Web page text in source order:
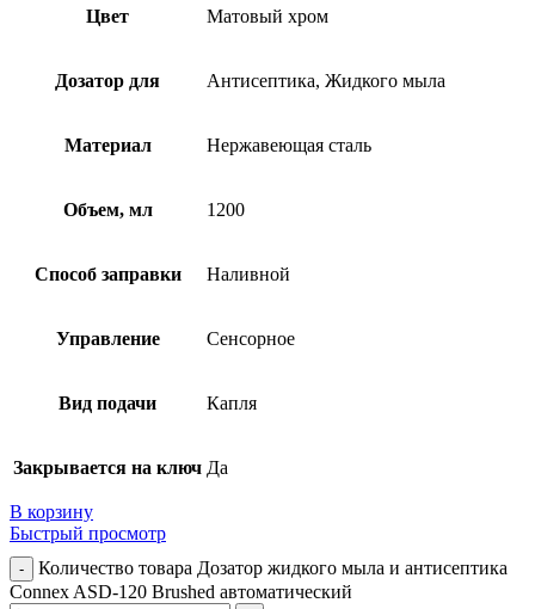
Цвет Матовый хром
Дозатор для Антисептика, Жидкого мыла
Материал Нержавеющая сталь
Объем, мл 1200
Способ заправки Наливной
Управление Сенсорное
Вид подачи Капля
Закрывается на ключ Да
В корзину
Быстрый просмотр
Количество товара Дозатор жидкого мыла и антисептика
Connex ASD-120 Brushed автоматический